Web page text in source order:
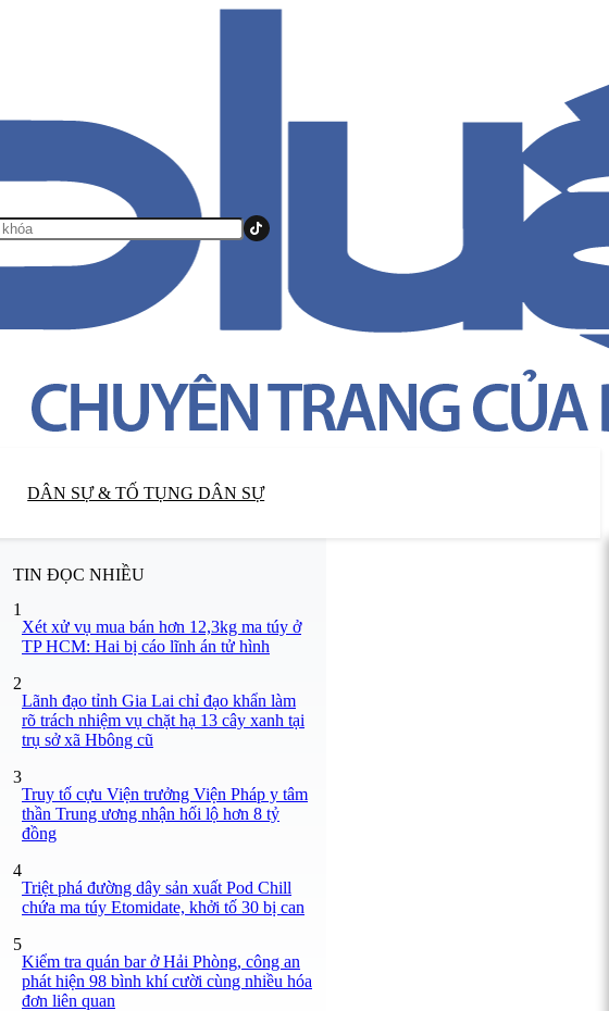
DÂN SỰ & TỐ TỤNG DÂN SỰ
TIN ĐỌC NHIỀU
1
Xét xử vụ mua bán hơn 12,3kg ma túy ở
TP HCM: Hai bị cáo lĩnh án tử hình
2
Lãnh đạo tỉnh Gia Lai chỉ đạo khẩn làm
rõ trách nhiệm vụ chặt hạ 13 cây xanh tại
trụ sở xã Hbông cũ
3
Truy tố cựu Viện trưởng Viện Pháp y tâm
thần Trung ương nhận hối lộ hơn 8 tỷ
đồng
4
Triệt phá đường dây sản xuất Pod Chill
chứa ma túy Etomidate, khởi tố 30 bị can
5
Kiểm tra quán bar ở Hải Phòng, công an
phát hiện 98 bình khí cười cùng nhiều hóa
đơn liên quan